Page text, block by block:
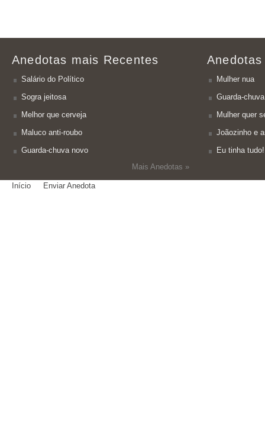
Anedotas mais Recentes
Salário do Político
Sogra jeitosa
Melhor que cerveja
Maluco anti-roubo
Guarda-chuva novo
Mais Anedotas »
Mulher nua
Guarda-
Mulher quer
Joãozinho e
Eu tinha tudo!
Início Enviar Anedota